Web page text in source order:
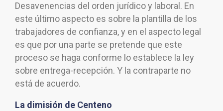
Desavenencias del orden jurídico y laboral. En
este último aspecto es sobre la plantilla de los
trabajadores de confianza, y en el aspecto legal
es que por una parte se pretende que este
proceso se haga conforme lo establece la ley
sobre entrega-recepción. Y la contraparte no
está de acuerdo.
La dimisión de Centeno